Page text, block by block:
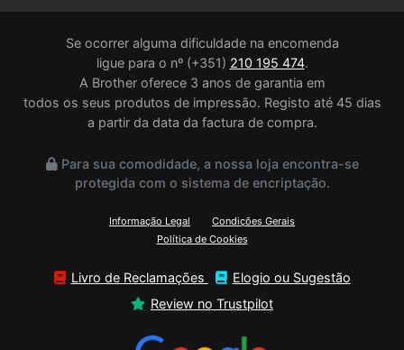
Se ocorrer alguma dificuldade na encomenda
ligue para o nº (+351) 210 195 474.
A Brother oferece 3 anos de garantia em
todos os seus produtos de impressão. Registo até 45 dias
a partir da data da factura de compra.
Para sua comodidade, a nossa loja encontra-se
protegida com o sistema de encriptação.
Informação Legal
Condições Gerais
Política de Cookies
Livro de Reclamações
Elogio ou Sugestão
Review no Trustpilot